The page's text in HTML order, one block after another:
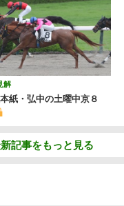
解
本紙・弘中の土曜中京８
記事をもっと見る